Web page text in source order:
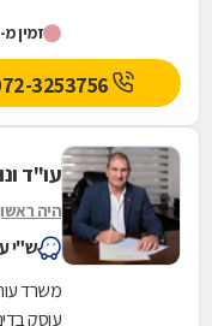
זמין מ-9:00
עו"ד
היה
ש"י
משרד
עוסק